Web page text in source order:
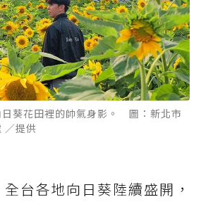
葵花田裡的帥氣身影。 圖：新北市
／提供
台各地向日葵陸續盛開，